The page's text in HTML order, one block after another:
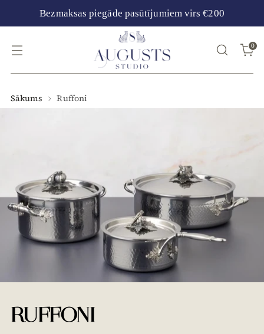
Bezmaksas piegāde pasūtījumiem virs €200
0
Sākums Ruffoni
RUFFONI